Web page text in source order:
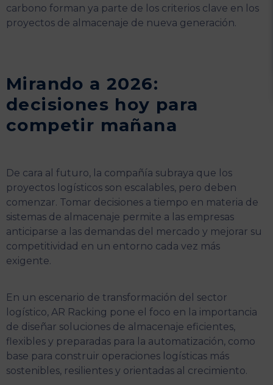
carbono forman ya parte de los criterios clave en los
proyectos de almacenaje de nueva generación.
Mirando a 2026:
decisiones hoy para
competir mañana
De cara al futuro, la compañía subraya que los
proyectos logísticos son escalables, pero deben
comenzar. Tomar decisiones a tiempo en materia de
sistemas de almacenaje permite a las empresas
anticiparse a las demandas del mercado y mejorar su
competitividad en un entorno cada vez más
exigente.
En un escenario de transformación del sector
logístico, AR Racking pone el foco en la importancia
de diseñar soluciones de almacenaje eficientes,
flexibles y preparadas para la automatización, como
base para construir operaciones logísticas más
sostenibles, resilientes y orientadas al crecimiento.